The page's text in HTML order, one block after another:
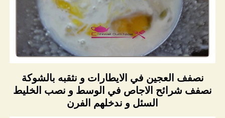
نصفف العجين في الايطارات و نثقبه بالشوكة
نصفف شرائح الاجاص في الوسط و نصب الخليط
السئل و ندخلهم الفرن